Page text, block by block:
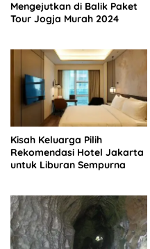
Mengejutkan di Balik Paket
Tour Jogja Murah 2024
Kisah Keluarga Pilih
Rekomendasi Hotel Jakarta
untuk Liburan Sempurna